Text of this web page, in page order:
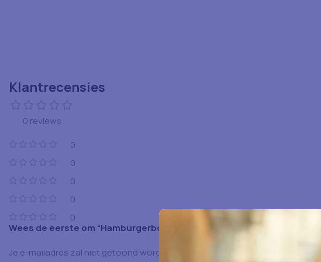
Klantrecensies
0 reviews
0
0
0
0
0
Wees de eerste om “Hamburgerbox Groot Hb 6-500St” te beoordelen
Je e-mailadres zal niet getoond worden.
Vereiste velden zijn gemarkeerd met